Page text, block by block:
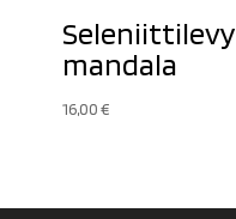
Seleniittilevy
mandala
16,00€